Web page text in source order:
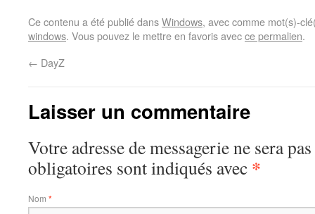
Ce contenu a été publié dansWindows, avec comme mot(s)-
windows. Vous pouvez le mettre en favoris avecce permalien.
← DayZ
Laisser un commentaire
Votre adresse de messagerie ne sera
obligatoires sont indiqués avec *
Nom *